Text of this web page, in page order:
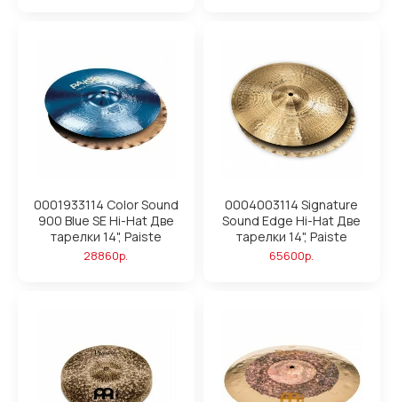
0001933114 Color Sound
900 Blue SE Hi-Hat Две
тарелки 14", Paiste
28860р.
0004003114 Signature
Sound Edge Hi-Hat Две
тарелки 14", Paiste
65600р.